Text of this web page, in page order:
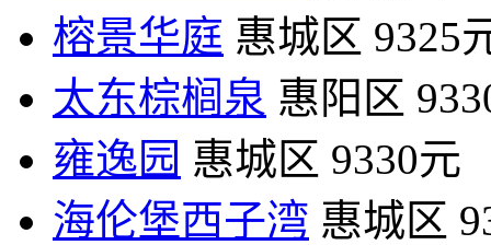
榕景华庭 惠城区 9325
太东棕榈泉 惠阳区
雍逸园 惠城区 9330元
海伦堡西子湾 惠城区